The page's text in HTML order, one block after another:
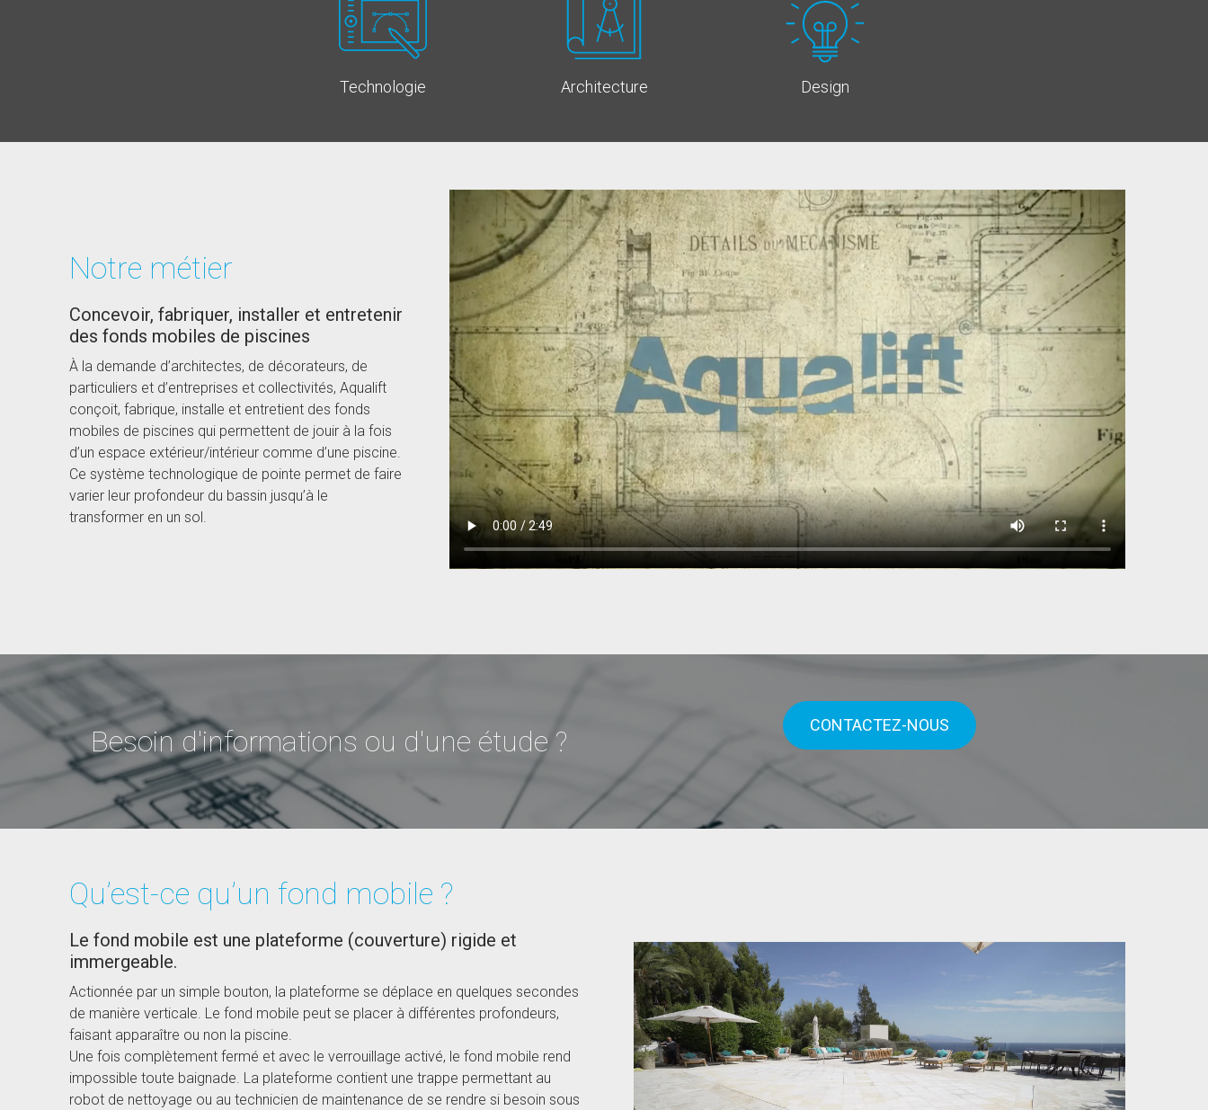
Technologie Architecture Design
Notre métier
Concevoir, fabriquer, installer et entretenir
des fonds mobiles de piscines
À la demande d’architectes, de décorateurs, de
particuliers et d’entreprises et collectivités, Aqualift
conçoit, fabrique, installe et entretient des fonds
mobiles de piscines qui permettent de jouir à la fois
d’un espace extérieur/intérieur comme d’une piscine.
Ce système technologique de pointe permet de faire
varier leur profondeur du bassin jusqu’à le
transformer en un sol.
Besoin d'informations ou d'une étude ? CONTACTEZ-NOUS
Qu’est-ce qu’un fond mobile ?
Le fond mobile est une plateforme (couverture) rigide et
immergeable.
Actionnée par un simple bouton, la plateforme se déplace en quelques secondes
de manière verticale. Le fond mobile peut se placer à différentes profondeurs,
faisant apparaître ou non la piscine.
Une fois complètement fermé et avec le verrouillage activé, le fond mobile rend
impossible toute baignade. La plateforme contient une trappe permettant au
robot de nettoyage ou au technicien de maintenance de se rendre si besoin sous